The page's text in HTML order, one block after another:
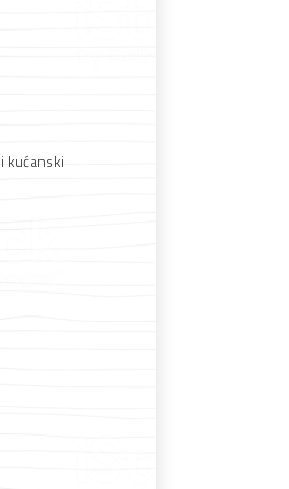
kućanski